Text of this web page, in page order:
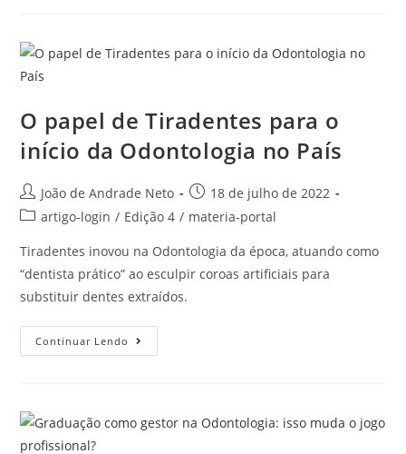
O papel de Tiradentes para o
início da Odontologia no País
João de Andrade Neto
18 de julho de 2022
artigo-login / Edição 4 / materia-portal
Tiradentes inovou na Odontologia da época, atuando como
“dentista prático” ao esculpir coroas artificiais para
substituir dentes extraídos.
Continuar Lendo